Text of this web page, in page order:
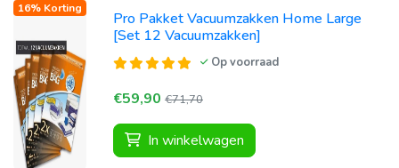
16% Korting
Pro Pakket Vacuumzakken Home Large
[Set 12 Vacuumzakken]
Op voorraad
€59,90 €71,70
In winkelwagen